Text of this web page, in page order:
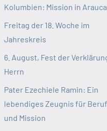
Kolumbien: Mission in Arauca
Freitag der 18. Woche im
Jahreskreis
6. August, Fest der
Herrn
Pater Ezechiele Ramin: Ein
lebendiges Zeugnis für
und Mission